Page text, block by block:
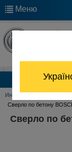
Меню
Инструмент Bosch
Сверло по бетону
Сверло по